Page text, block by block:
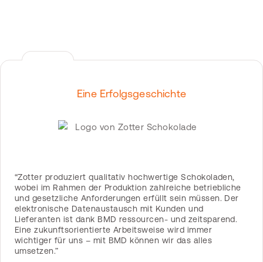
Eine Erfolgsgeschichte
“Zotter produziert qualitativ hochwertige Schokoladen,
wobei im Rahmen der Produktion zahlreiche betriebliche
und gesetzliche Anforderungen erfüllt sein müssen. Der
elektronische Datenaustausch mit Kunden und
Lieferanten ist dank BMD ressourcen- und zeitsparend.
Eine zukunftsorientierte Arbeitsweise wird immer
wichtiger für uns – mit BMD können wir das alles
umsetzen.”